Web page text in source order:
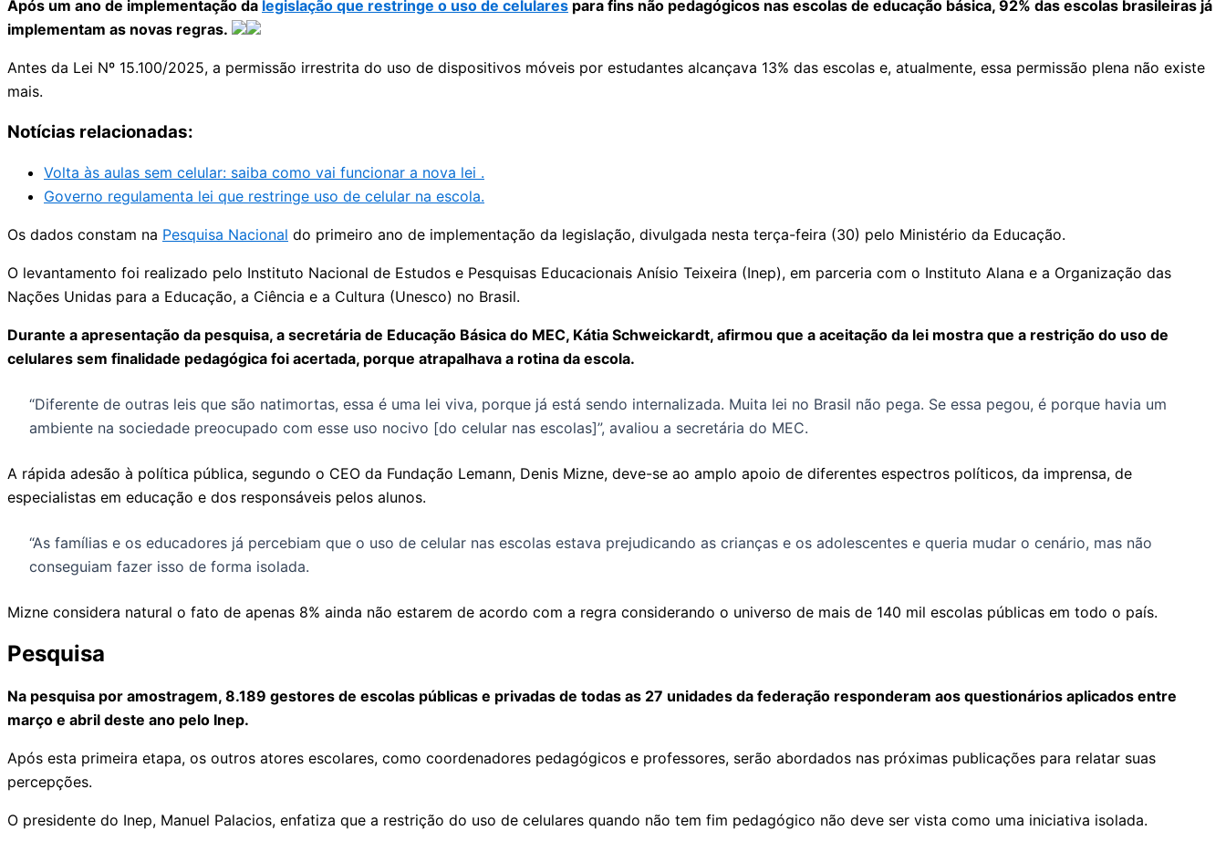
Após um ano de implementação da legislação que restringe o uso de celulares para fins não pedagógicos nas escolas de educação básica, 92% das escolas brasileiras já
implementam as novas regras.
Antes da Lei Nº 15.100/2025, a permissão irrestrita do uso de dispositivos móveis por estudantes alcançava 13% das escolas e, atualmente, essa permissão plena não existe
mais.
Notícias relacionadas:
Volta às aulas sem celular: saiba como vai funcionar a nova lei .
Governo regulamenta lei que restringe uso de celular na escola.
Os dados constam na Pesquisa Nacional do primeiro ano de implementação da legislação, divulgada nesta terça-feira (30) pelo Ministério da Educação.
O levantamento foi realizado pelo Instituto Nacional de Estudos e Pesquisas Educacionais Anísio Teixeira (Inep), em parceria com o Instituto Alana e a Organização das
Nações Unidas para a Educação, a Ciência e a Cultura (Unesco) no Brasil.
Durante a apresentação da pesquisa, a secretária de Educação Básica do MEC, Kátia Schweickardt, afirmou que a aceitação da lei mostra que a restrição do uso de
celulares sem finalidade pedagógica foi acertada, porque atrapalhava a rotina da escola.
“Diferente de outras leis que são natimortas, essa é uma lei viva, porque já está sendo internalizada. Muita lei no Brasil não pega. Se essa pegou, é porque havia um
ambiente na sociedade preocupado com esse uso nocivo [do celular nas escolas]”, avaliou a secretária do MEC.
A rápida adesão à política pública, segundo o CEO da Fundação Lemann, Denis Mizne, deve-se ao amplo apoio de diferentes espectros políticos, da imprensa, de
especialistas em educação e dos responsáveis pelos alunos.
“As famílias e os educadores já percebiam que o uso de celular nas escolas estava prejudicando as crianças e os adolescentes e queria mudar o cenário, mas não
conseguiam fazer isso de forma isolada.
Mizne considera natural o fato de apenas 8% ainda não estarem de acordo com a regra considerando o universo de mais de 140 mil escolas públicas em todo o país.
Pesquisa
Na pesquisa por amostragem, 8.189 gestores de escolas públicas e privadas de todas as 27 unidades da federação responderam aos questionários aplicados entre
março e abril deste ano pelo Inep.
Após esta primeira etapa, os outros atores escolares, como coordenadores pedagógicos e professores, serão abordados nas próximas publicações para relatar suas
percepções.
O presidente do Inep, Manuel Palacios, enfatiza que a restrição do uso de celulares quando não tem fim pedagógico não deve ser vista como uma iniciativa isolada.